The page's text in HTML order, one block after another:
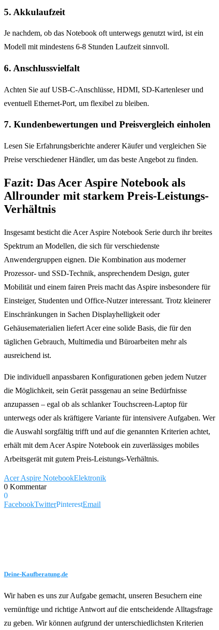
5. Akkulaufzeit
Je nachdem, ob das Notebook oft unterwegs genutzt wird, ist ein
Modell mit mindestens 6-8 Stunden Laufzeit sinnvoll.
6. Anschlussvielfalt
Achten Sie auf USB-C-Anschlüsse, HDMI, SD-Kartenleser und
eventuell Ethernet-Port, um flexibel zu bleiben.
7. Kundenbewertungen und Preisvergleich einholen
Lesen Sie Erfahrungsberichte anderer Käufer und vergleichen Sie
Preise verschiedener Händler, um das beste Angebot zu finden.
Fazit: Das Acer Aspire Notebook als
Allrounder mit starkem Preis-Leistungs-
Verhältnis
Insgesamt besticht die Acer Aspire Notebook Serie durch ihr breites
Spektrum an Modellen, die sich für verschiedenste
Anwendergruppen eignen. Die Kombination aus moderner
Prozessor- und SSD-Technik, ansprechendem Design, guter
Mobilität und einem fairen Preis macht das Aspire insbesondere für
Einsteiger, Studenten und Office-Nutzer interessant. Trotz kleinerer
Einschränkungen in Sachen Displayhelligkeit oder
Gehäusematerialien liefert Acer eine solide Basis, die für den
täglichen Gebrauch, Multimedia und Büroarbeiten mehr als
ausreichend ist.
Die individuell anpassbaren Konfigurationen geben jedem Nutzer
die Möglichkeit, sein Gerät passgenau an seine Bedürfnisse
anzupassen – egal ob als schlanker Touchscreen-Laptop für
unterwegs oder als kräftigere Variante für intensivere Aufgaben. Wer
die Auswahl sorgfältig trifft und auf die genannten Kriterien achtet,
erhält mit dem Acer Aspire Notebook ein zuverlässiges mobiles
Arbeitsgerät mit gutem Preis-Leistungs-Verhältnis.
Acer Aspire NotebookElektronik
0 Kommentar
0
FacebookTwitterPinterestEmail
Deine-Kaufberatung.de
Wir haben es uns zur Aufgabe gemacht, unseren Besuchern eine
vernünftige und richtige Antwort auf die entscheidende Alltagsfrage
zu geben. Wir können aufgrund der unterschiedlichsten Kriterien